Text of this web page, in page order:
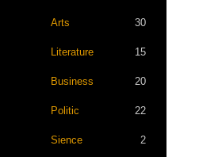
Arts 30
Literature 15
Business 20
Politic 22
Sience 2